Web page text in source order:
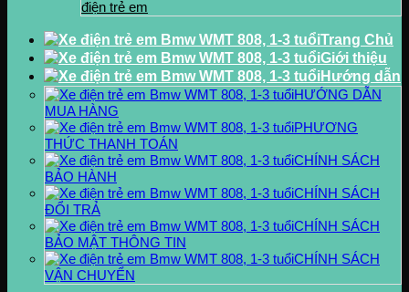
điện trẻ em
Trang Chủ
Giới thiệu
Hướng dẫn
HƯỚNG DẪN
MUA HÀNG
PHƯƠNG
THỨC THANH TOÁN
CHÍNH SÁCH
BẢO HÀNH
CHÍNH SÁCH
ĐỔI TRẢ
CHÍNH SÁCH
BẢO MẬT THÔNG TIN
CHÍNH SÁCH
VẬN CHUYỂN